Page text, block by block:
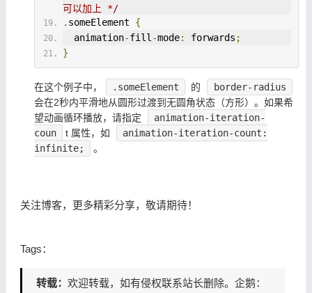
可以加上 */
. someElement {
  animation
-fill -mode: forwards ;
}
在这个例子中， .someElement 的
border-radius
会在2秒内平滑地从圆形过渡到无圆角状态（方形）。如果希
望动画循环播放，请指定
animation-iteration-
coun
t 属性，如
animation-iteration-count:
infinite;
。
关注博客，更多精彩分享，敬请期待！
Tags：
转载： 欢迎转载，如有侵权联系站长删除。企鹅：